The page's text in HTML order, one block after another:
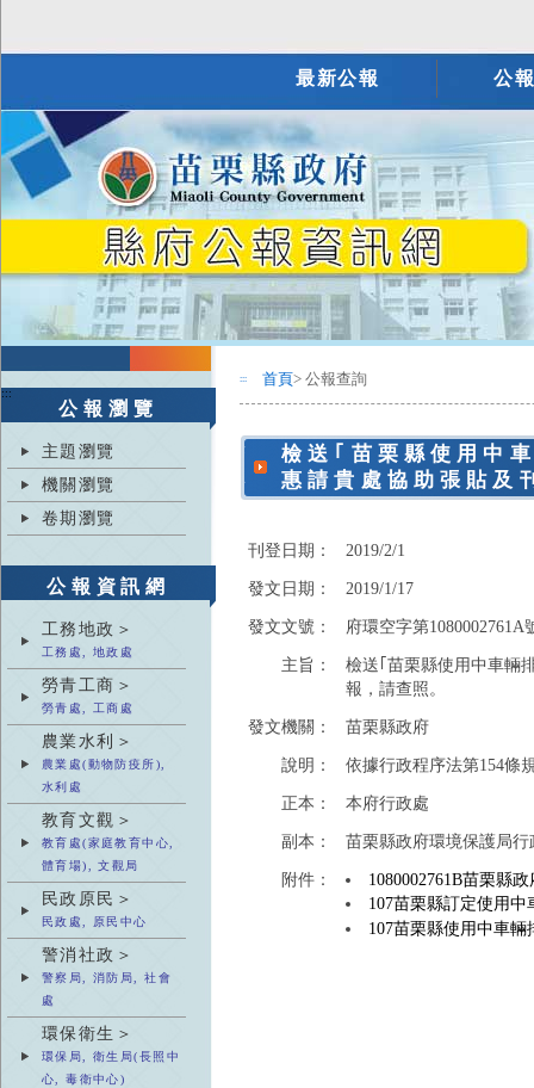
最新公報 公
:::
公報瀏覽
主題瀏覽
機關瀏覽
卷期瀏覽
公報資訊網
工務地政＞
工務處, 地政處
勞青工商＞
勞青處, 工商處
農業水利＞
農業處(動物防疫所),
水利處
教育文觀＞
教育處(家庭教育中心,
體育場), 文觀局
民政原民＞
民政處, 原民中心
警消社政＞
警察局, 消防局, 社會
處
環保衛生＞
環保局, 衛生局(長照中
心, 毒衛中心)
::: 首頁> 公報查詢
檢送｢苗栗縣使用中
惠請貴處協助張貼及
刊登日期：
2019/2/1
發文日期：
2019/1/17
發文文號：
府環空字第1080002761A
主旨：
檢送｢苗栗縣使用中車輛
報，請查照。
發文機關：
苗栗縣政府
說明：
依據行政程序法第154條
正本：
本府行政處
副本：
苗栗縣政府環境保護局
附件：
1080002761B苗栗縣
107苗栗縣訂定使用
107苗栗縣使用中車